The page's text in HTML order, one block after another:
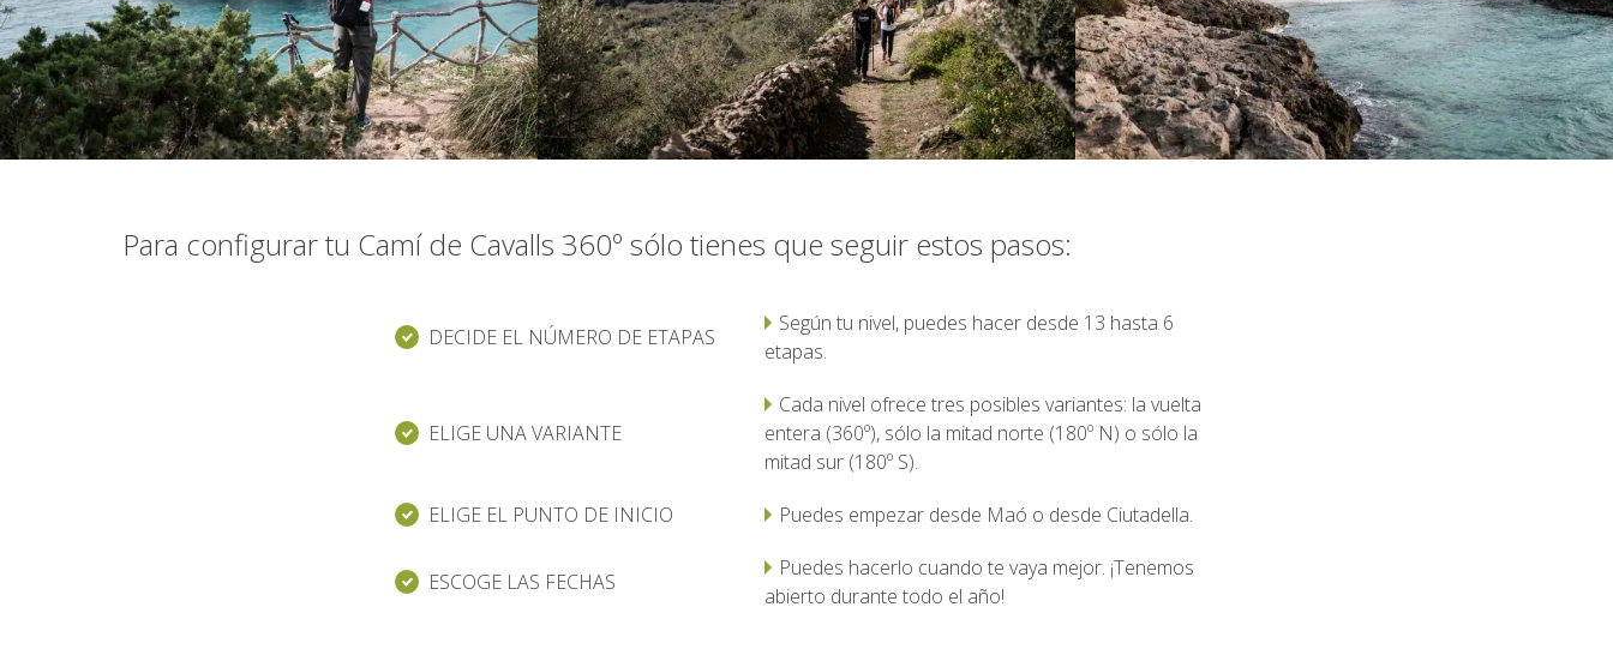
Para configurar tu Camí de Cavalls 360º sólo tienes que seguir estos pasos:
DECIDE EL NÚMERO DE ETAPAS
Según tu nivel, puedes hacer desde 13 hasta 6
etapas.
ELIGE UNA VARIANTE
Cada nivel ofrece tres posibles variantes: la vuelta
entera (360º), sólo la mitad norte (180º N) o sólo la
mitad sur (180º S).
ELIGE EL PUNTO DE INICIO
Puedes empezar desde Maó o desde Ciutadella.
ESCOGE LAS FECHAS
Puedes hacerlo cuando te vaya mejor. ¡Tenemos
abierto durante todo el año!